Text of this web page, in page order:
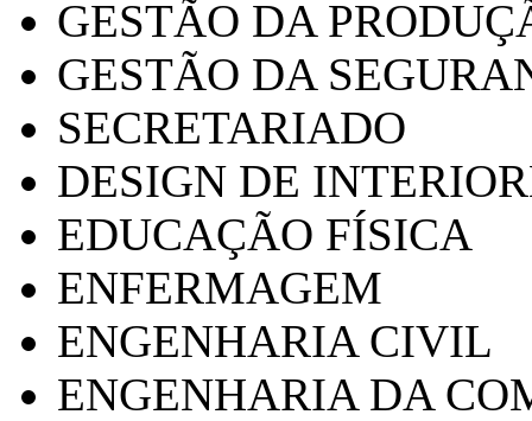
GESTÃO DA
GESTÃO DA
SECRETARIADO
DESIGN DE
EDUCAÇÃO FÍSICA
ENFERMAGEM
ENGENHARIA CIVIL
ENGENHARIA DA